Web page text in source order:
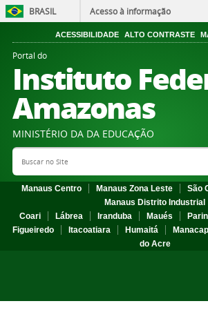
BRASIL Acesso à informação
ACESSIBILIDADE ALTO CONTRASTE
Portal do
Instituto
Amazonas
MINISTÉRIO DA DA EDUCAÇÃO
Search Site
Manaus Centro Manaus Zona Leste
São
Manaus Distrito Industrial
Coari
Lábrea Iranduba Maués
Figueiredo
Itacoatiara Humaitá
do Acre